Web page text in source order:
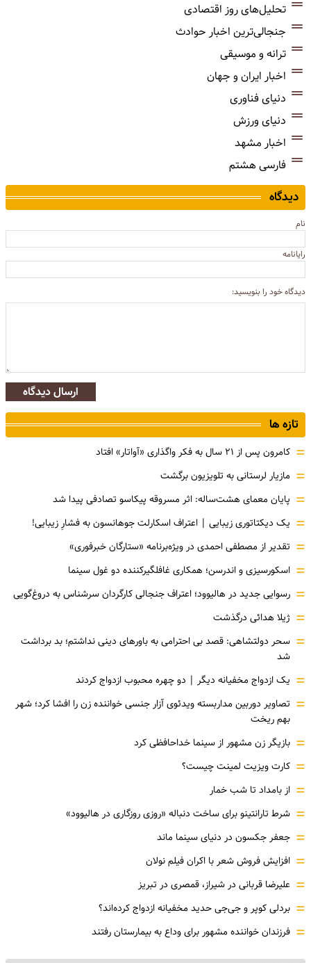
تحلیل‌های روز اقتصادی
جنجالی‌ترین اخبار حوادث
ترانه و موسیقی
اخبار ایران و جهان
دنیای فناوری
دنیای ورزش
اخبار مشهد
فارسی هشتم
دیدگاه
نام
رایانامه
دیدگاه خود را بنویسید:
ارسال دیدگاه
تازه ها
= کامرون پس از ۲۱ سال به فکر واگذاری «آواتار» افتاد
= مازیار لرستانی به تلویزیون برگشت
= پایان معمای هشت‌ساله: اثر مسروقه پیکاسو تصادفی پیدا شد
= یک دیکتاتوری زیبایی | اعتراف اسکارلت جوهانسون به فشارِ زیبایی!
= تقدیر از مصطفی احمدی در ویژه‌برنامه «ستارگان خبرفوری»
= اسکورسیزی و اندرسن؛ همکاری غافلگیرکننده دو غول سینما
= رسوایی جدید در هالیوود؛ اعتراف جنجالی کارگردان سرشناس به دروغ‌گویی
= ژیلا هدائی درگذشت
= سحر دولتشاهی: قصد بی احترامی به باورهای دینی نداشتم؛ بد برداشت
شد
= یک ازدواج مخفیانه دیگر | دو چهره محبوب ازدواج کردند
= تصاویر دوربین مداربسته ویدئوی آزار جنسی خواننده زن را افشا کرد؛ شهر
بهم ریخت
= بازیگر زن مشهور از سینما خداحافظی کرد
= کارت ویزیت لمینت چیست؟
= از بامداد تا شب خمار
= شرط تارانتینو برای ساخت دنباله «روزی روزگاری در هالیوود»
= جعفر جکسون در دنیای سینما ماند
= افزایش فروش شعر با اکران فیلم نولان
= علیرضا قربانی در شیراز، قمصری در تبریز
= بردلی کوپر و جی‌جی حدید مخفیانه ازدواج کرده‌اند؟
= فرزندان خواننده مشهور برای وداع به بیمارستان رفتند